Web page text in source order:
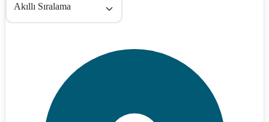
Akıllı Sıralama